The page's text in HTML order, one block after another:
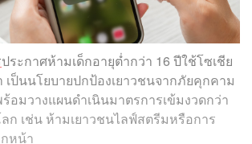
ประกาศห้ามเด็กอายุต่ำกว่า 16 ปีใช้โซเชีย
เป็นนโยบายปกป้องเยาวชนจากภัยคุกคาม
อมวางแผนดำเนินมาตรการเข้มงวดกว่า
ก เช่น ห้ามเยาวชนไลฟ์สตรีมหรือการ
หน้า